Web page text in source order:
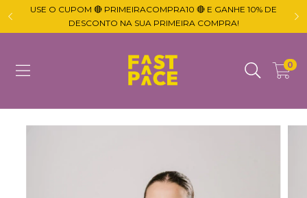
USE O CUPOM 🔴 PRIMEIRACOMPRA10 🔴 E GANHE 10% DE
DESCONTO NA SUA PRIMEIRA COMPRA!
0